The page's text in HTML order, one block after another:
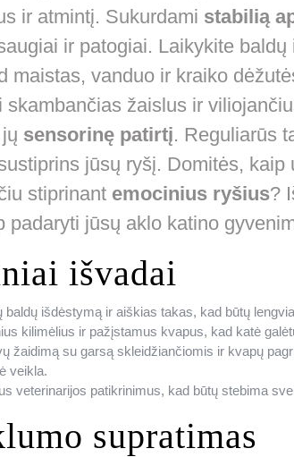
ir atmintį. Sukurdami stabilią
ir patogiai. Laikykite
maistas, vanduo ir kraiko
skambančias žaislus ir
sensorinę patirtį. Reguliarūs
jūsų ryšį. Domitės, kaip
stiprinant emocinius ryšius?
padaryti jūsų aklo katino
išvadai
baldų išdėstymą ir aiškias takas, kad būtų
kilimėlius ir pažįstamus kvapus, kad katė
žaidimą su garsą skleidžiančiomis ir kvapų
veikla.
veterinarijos patikrinimus, kad būtų stebima
supratimas